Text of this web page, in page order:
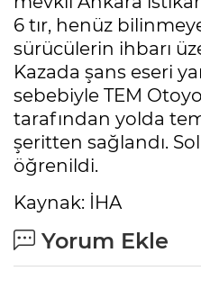
6 tır, henüz
sürücülerin ihbarı
Kazada şans eseri
sebebiyle TEM
tarafından yolda
şeritten sağlandı.
öğrenildi.
Kaynak: İHA
Yorum Ekle